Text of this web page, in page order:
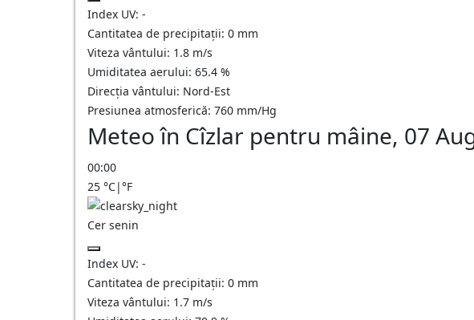
Index UV: -
Cantitatea de precipitații: 0 mm
Viteza vântului: 1.8 m/s
Umiditatea aerului: 65.4 %
Direcția vântului: Nord-Est
Presiunea atmosferică: 760 mm/Hg
Meteo în Cîzlar pentru mâine, 07
00:00
25 °C|°F
Cer senin
Index UV: -
Cantitatea de precipitații: 0 mm
Viteza vântului: 1.7 m/s